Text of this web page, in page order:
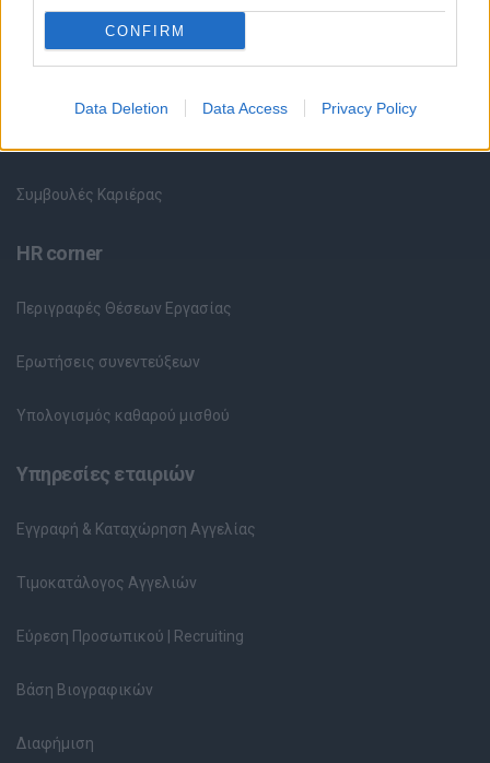
CONFIRM
Data Deletion Data Access Privacy Policy
Κέντρο Βοήθειας
Συμβουλές Καριέρας
HR corner
Περιγραφές Θέσεων Εργασίας
Ερωτήσεις συνεντεύξεων
Υπολογισμός καθαρού μισθού
Υπηρεσίες εταιριών
Εγγραφή & Καταχώρηση Αγγελίας
Τιμοκατάλογος Αγγελιών
Εύρεση Προσωπικού | Recruiting
Βάση Βιογραφικών
Διαφήμιση